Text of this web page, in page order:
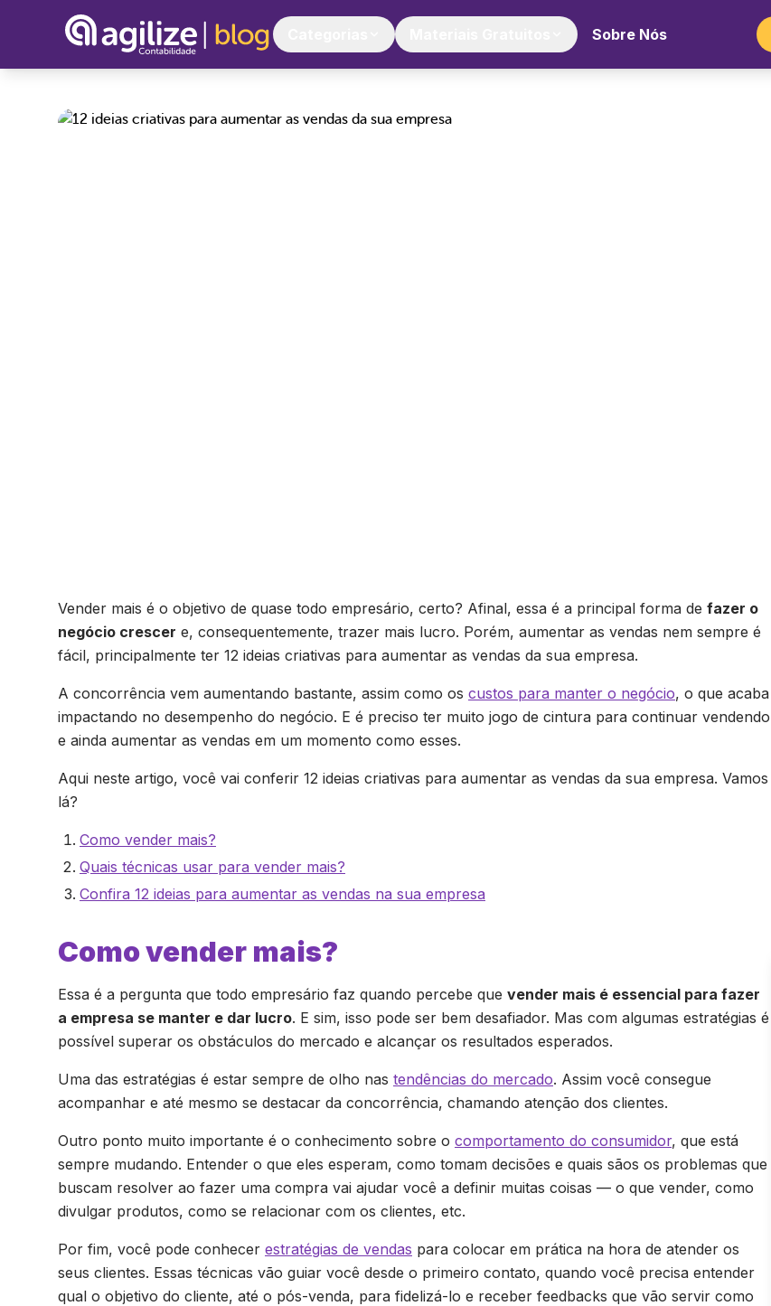
Sobre Nós
Vender mais é o objetivo de quase todo empresário, certo? Afinal, essa é a principal forma de fazer o
negócio crescer e, consequentemente, trazer mais lucro. Porém, aumentar as vendas nem sempre é
fácil, principalmente ter 12 ideias criativas para aumentar as vendas da sua empresa.
A concorrência vem aumentando bastante, assim como os custos para manter o negócio, o que acaba
impactando no desempenho do negócio. E é preciso ter muito jogo de cintura para continuar vendendo
e ainda aumentar as vendas em um momento como esses.
Aqui neste artigo, você vai conferir 12 ideias criativas para aumentar as vendas da sua empresa. Vamos
lá?
Como vender mais?
Quais técnicas usar para vender mais?
Confira 12 ideias para aumentar as vendas na sua empresa
Como vender mais?
Essa é a pergunta que todo empresário faz quando percebe que vender mais é essencial para fazer
a empresa se manter e dar lucro. E sim, isso pode ser bem desafiador. Mas com algumas estratégias é
possível superar os obstáculos do mercado e alcançar os resultados esperados.
Uma das estratégias é estar sempre de olho nas tendências do mercado. Assim você consegue
acompanhar e até mesmo se destacar da concorrência, chamando atenção dos clientes.
Outro ponto muito importante é o conhecimento sobre o comportamento do consumidor, que está
sempre mudando. Entender o que eles esperam, como tomam decisões e quais sãos os problemas que
buscam resolver ao fazer uma compra vai ajudar você a definir muitas coisas — o que vender, como
divulgar produtos, como se relacionar com os clientes, etc.
Por fim, você pode conhecer estratégias de vendas para colocar em prática na hora de atender os
seus clientes. Essas técnicas vão guiar você desde o primeiro contato, quando você precisa entender
qual o objetivo do cliente, até o pós-venda, para fidelizá-lo e receber feedbacks que vão servir como